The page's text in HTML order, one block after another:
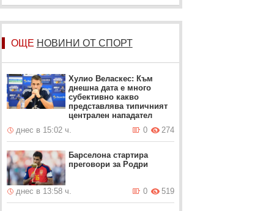
ОЩЕ НОВИНИ ОТ СПОРТ
Хулио Веласкес: Към
днешна дата е много
субективно какво
представлява типичният
централен нападател
днес в 15:02 ч.
274
0
Барселона стартира
преговори за Родри
днес в 13:58 ч. 519
0